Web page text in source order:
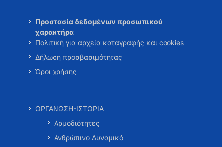
Προστασία δεδομένων προσωπικού
χαρακτήρα
Πολιτική για αρχεία καταγραφής και cookies
Δήλωση προσβασιμότητας
Όροι χρήσης
ΟΡΓΑΝΩΣΗ-ΙΣΤΟΡΙΑ
Αρμοδιότητες
Ανθρώπινο Δυναμικό